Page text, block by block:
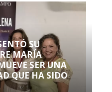
SU
MARÍA
SER UNA
QUE HA SIDO